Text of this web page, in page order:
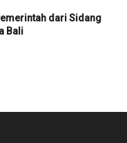
dari Sidang
Bali